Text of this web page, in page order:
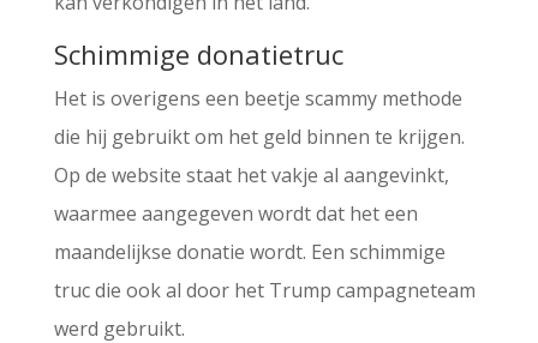
Schimmige donatietruc
Het is overigens een beetje scammy methode
die hij gebruikt om het geld binnen te krijgen.
Op de website staat het vakje al aangevinkt,
waarmee aangegeven wordt dat het een
maandelijkse donatie wordt. Een schimmige
truc die ook al door het Trump campagneteam
werd gebruikt.